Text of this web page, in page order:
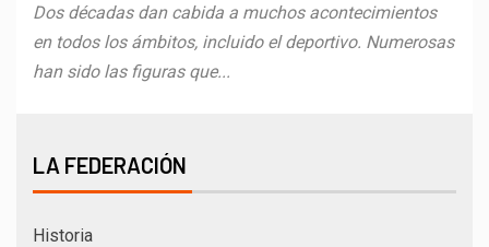
Dos décadas dan cabida a muchos acontecimientos
en todos los ámbitos, incluido el deportivo. Numerosas
han sido las figuras que...
LA FEDERACIÓN
Historia